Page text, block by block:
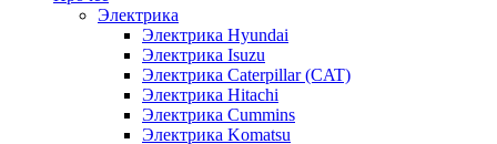
Электрика
Электрика Hyundai
Электрика Isuzu
Электрика Caterpillar (CAT)
Электрика Hitachi
Электрика Cummins
Электрика Komatsu